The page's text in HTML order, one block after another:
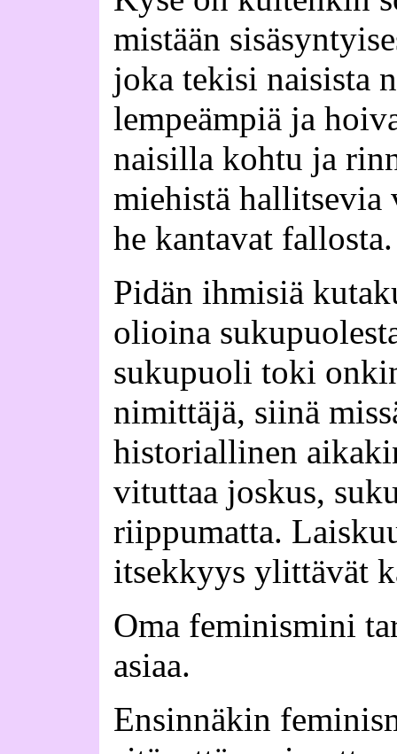
mistään
joka tekisi naisista
lempeämpiä ja
naisilla kohtu ja
miehistä hallitsevia
he kantavat fallosta.
Pidän ihmisiä
olioina
sukupuoli toki
nimittäjä, siinä
historiallinen
vituttaa joskus,
riippumatta.
itsekkyys ylittävät
Oma feminismini
asiaa.
Ensinnäkin